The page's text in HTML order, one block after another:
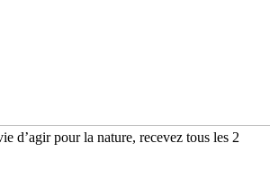
d’agir pour la nature, recevez tous les 2